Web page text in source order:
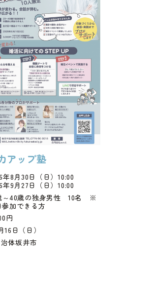
アップ塾
年8月30日 （日）10:00
年9月27日 （日）10:00
～40歳の独身男性 10名 ※
参加できる方
円
16日（日）
体坂井市